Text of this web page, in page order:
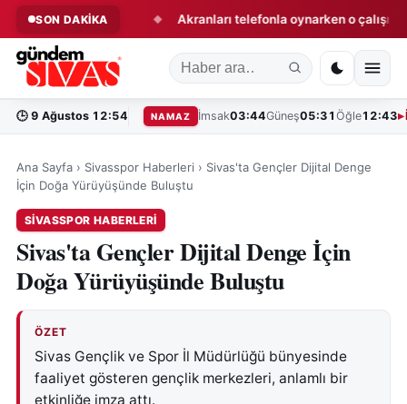
SON DAKİKA
bir darbe daha! Akranları telefonla oynarken o çalışıyor!
🕒 9 Ağustos 12:54 NAMAZ İmsak03:44Güneş05:31 Öğle12:43
Ana Sayfa › Sivasspor Haberleri › Sivas'ta Gençler Dijital Denge
İçin Doğa Yürüyüşünde Buluştu
SIVASSPOR HABERLERI
Sivas'ta Gençler Dijital Denge İçin
Doğa Yürüyüşünde Buluştu
ÖZET
Sivas Gençlik ve Spor İl Müdürlüğü bünyesinde
faaliyet gösteren gençlik merkezleri, anlamlı bir
etkinliğe imza attı.